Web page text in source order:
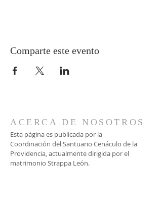
Comparte este evento
ACERCA DE NOSOTROS
Esta página es publicada por la
Coordinación del Santuario Cenáculo de la
Providencia, actualmente dirigida por el
matrimonio Strappa León.